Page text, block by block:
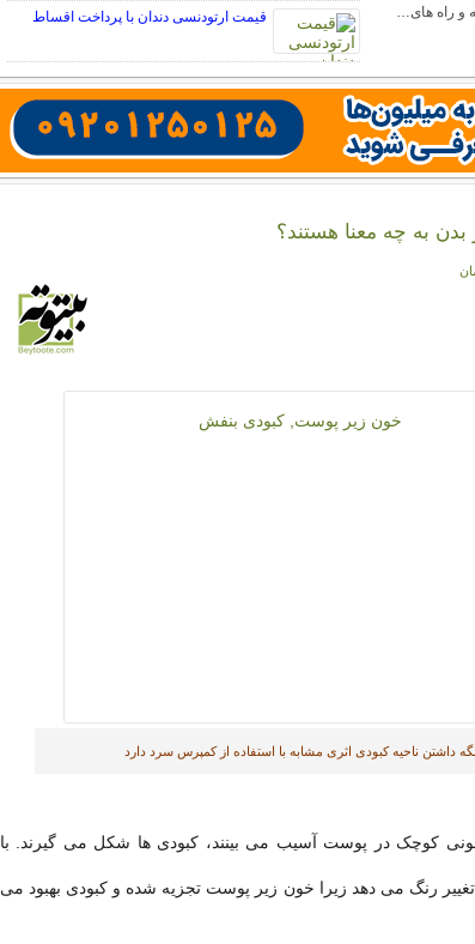
و راه های…
قیمت ارتودنسی دندان با پرداخت اقساط
به چه معنا هستند؟
نگه داشتن ناحیه کبودی اثری مشابه با استفاده از کمپرس سرد دارد
کوچک در پوست آسیب می بینند، کبودی ها شکل می گیرند. با
رنگ می دهد زیرا خون زیر پوست تجزیه شده و کبودی بهبود می